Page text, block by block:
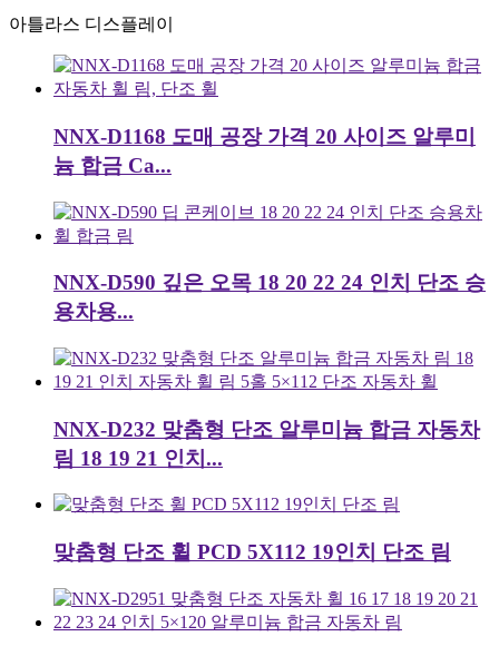
아틀라스 디스플레이
NNX-D1168 도매 공장 가격 20 사이즈 알루미
늄 합금 Ca...
NNX-D590 깊은 오목 18 20 22 24 인치 단조 승
용차용...
NNX-D232 맞춤형 단조 알루미늄 합금 자동차
림 18 19 21 인치...
맞춤형 단조 휠 PCD 5X112 19인치 단조 림